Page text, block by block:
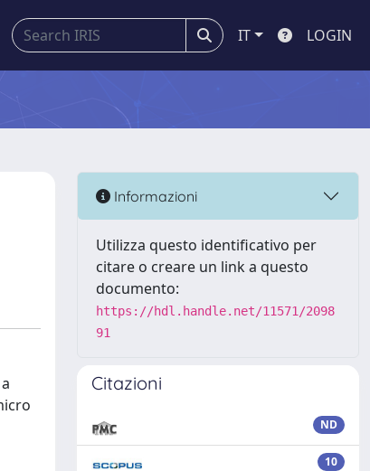
IT LOGIN
Informazioni
Utilizza questo identificativo per
citare o creare un link a questo
documento:
https://hdl.handle.net/11571/2098
91
Citazioni
ND
10